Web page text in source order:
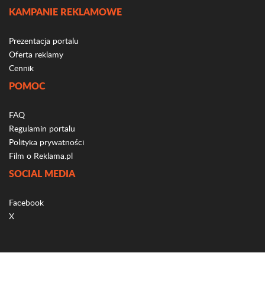
KAMPANIE REKLAMOWE
Prezentacja portalu
Oferta reklamy
Cennik
POMOC
FAQ
Regulamin portalu
Polityka prywatności
Film o Reklama.pl
SOCIAL MEDIA
Facebook
X